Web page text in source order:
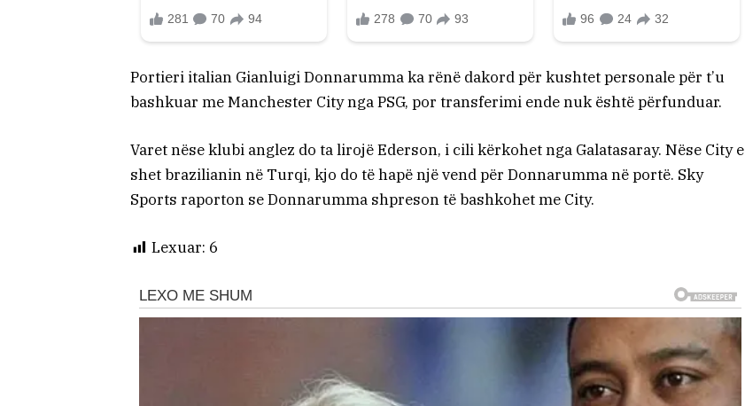
Portieri italian Gianluigi Donnarumma ka rënë dakord për kushtet personale për t’u
bashkuar me Manchester City nga PSG, por transferimi ende nuk është përfunduar.
Varet nëse klubi anglez do ta lirojë Ederson, i cili kërkohet nga Galatasaray. Nëse City e
shet brazilianin në Turqi, kjo do të hapë një vend për Donnarumma në portë. Sky
Sports raporton se Donnarumma shpreson të bashkohet me City.
Lexuar: 6